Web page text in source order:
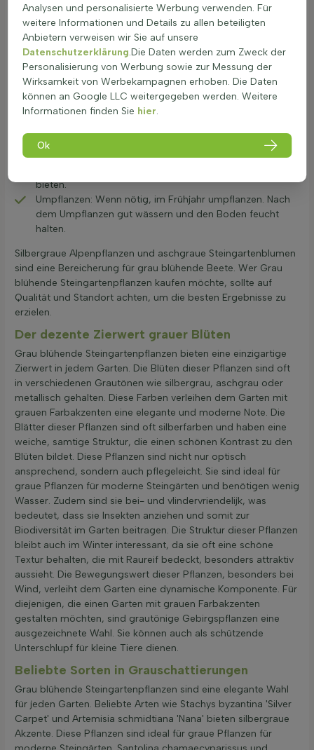
Wassergaben trocknen.
Schnitt: Ein leichter Rückschnitt im Frühjahr fördert das
Wachstum und die Blütenbildung. Verwenden Sie
saubere, scharfe Werkzeuge.
Düngung: Eine sparsame Düngung im Frühjahr mit einem
Langzeitdünger reicht aus. Zu viel Dünger kann das
Wachstum beeinträchtigen.
Teilung: Alle paar Jahre können die Pflanzen geteilt
ist im Frühjahr oder Herbst.
Winterpflege: Diese Pflanzen sind winterhart, aber eine
bieten.
Umpflanzen: Wenn nötig, im Frühjahr umpflanzen. Nach
dem Umpflanzen gut wässern und den Boden feucht
halten.
Silbergraue Alpenpflanzen und aschgraue Steingartenblumen
sind eine Bereicherung für grau blühende Beete. Wer Grau
blühende Steingartenpflanzen kaufen möchte, sollte auf
Qualität und Standort achten, um die besten Ergebnisse zu
erzielen.
Der dezente Zierwert grauer Blüten
Grau blühende Steingartenpflanzen bieten eine einzigartige
Zierwert in jedem Garten. Die Blüten dieser Pflanzen sind oft
in verschiedenen Grautönen wie silbergrau, aschgrau oder
metallisch gehalten. Diese Farben verleihen dem Garten mit
grauen Farbakzenten eine elegante und moderne Note. Die
Blätter dieser Pflanzen sind oft silberfarben und haben eine
weiche, samtige Struktur, die einen schönen Kontrast zu den
Blüten bildet. Diese Pflanzen sind nicht nur optisch
ansprechend, sondern auch pflegeleicht. Sie sind ideal für
graue Pflanzen für moderne Steingärten und benötigen wenig
Wasser. Zudem sind sie bei- und vlindervriendelijk, was
bedeutet, dass sie Insekten anziehen und somit zur
Biodiversität im Garten beitragen. Die Struktur dieser Pflanzen
bleibt auch im Winter interessant, da sie oft eine schöne
Textur behalten, die mit Raureif bedeckt, besonders attraktiv
aussieht. Die Bewegungswert dieser Pflanzen, besonders bei
Wind, verleiht dem Garten eine dynamische Komponente. Für
diejenigen, die einen Garten mit grauen Farbakzenten
gestalten möchten, sind grautönige Gebirgspflanzen eine
ausgezeichnete Wahl. Sie können auch als schützende
Unterschlupf für kleine Tiere dienen.
Beliebte Sorten in Grauschattierungen
Grau blühende Steingartenpflanzen sind eine elegante Wahl
für jeden Garten. Beliebte Arten wie Stachys byzantina 'Silver
Carpet' und Artemisia schmidtiana 'Nana' bieten silbergraue
Akzente. Diese Pflanzen sind ideal für graue Pflanzen für
Analysen und personalisierte Werbung verwenden. Für
weitere Informationen und Details zu allen beteiligten
Anbietern verweisen wir Sie auf unsere
Datenschutzerklärung.Die Daten werden zum Zweck der
Personalisierung von Werbung sowie zur Messung der
Wirksamkeit von Werbekampagnen erhoben. Die Daten
können an Google LLC weitergegeben werden. Weitere
Informationen finden Sie hier.
Ok